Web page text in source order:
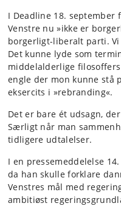
I Deadline 18. september
Venstre nu »ikke er
borgerligt-liberalt parti.
Det kunne lyde som
middelalderlige
engle der mon kunne stå
eksercits i »rebranding«.
Det er bare ét udsagn,
Særligt når man
tidligere udtalelser.
I en pressemeddelelse
da han skulle forklare
Venstres mål med
ambitiøst